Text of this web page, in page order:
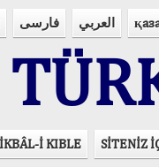
فارسی العربي
İ KIBLE SİTENİZ